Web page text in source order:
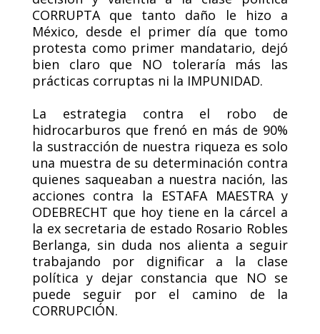
CORRUPTA que tanto daño le hizo a
México, desde el primer día que tomo
protesta como primer mandatario, dejó
bien claro que NO toleraría más las
prácticas corruptas ni la IMPUNIDAD.
La estrategia contra el robo de
hidrocarburos que frenó en más de 90%
la sustracción de nuestra riqueza es solo
una muestra de su determinación contra
quienes saqueaban a nuestra nación, las
acciones contra la ESTAFA MAESTRA y
ODEBRECHT que hoy tiene en la cárcel a
la ex secretaria de estado Rosario Robles
Berlanga, sin duda nos alienta a seguir
trabajando por dignificar a la clase
política y dejar constancia que NO se
puede seguir por el camino de la
CORRUPCIÓN.